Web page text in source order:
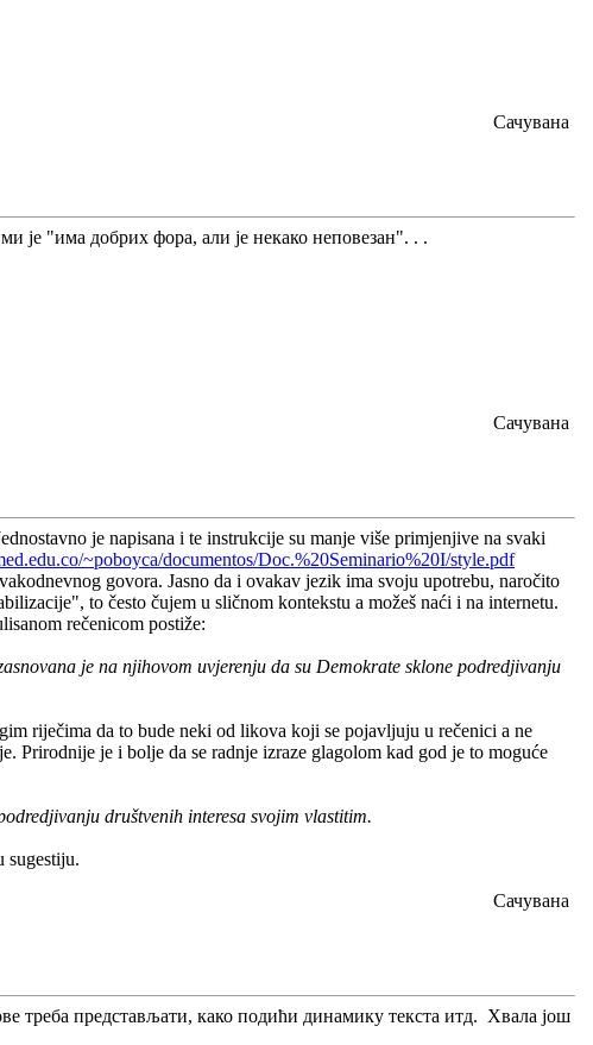
Сачувана
је "има добрих фора, али је некако неповезан". . .
Сачувана
je napisana i te instrukcije su manje više primjenjive na svaki
~poboyca/documentos/Doc.%20Seminario%20I/style.pdf
govora. Jasno da i ovakav jezik ima svoju upotrebu, naročito
to često čujem u sličnom kontekstu a možeš naći i na internetu.
rečenicom postiže:
je na njihovom uvjerenju da su Demokrate sklone podredjivanju
riječima da to bude neki od likova koji se pojavljuju u rečenici a ne
Prirodnije je i bolje da se radnje izraze glagolom kad god je to moguće
društvenih interesa svojim vlastitim.
sugestiju.
Сачувана
представљати, како подићи динамику текста итд. Хвала још